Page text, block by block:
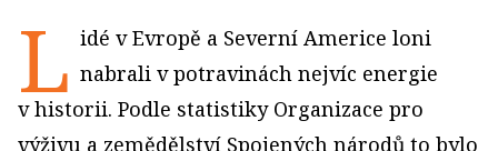
L idé v Evropě a Severní Americe loni
nabrali v potravinách nejvíc energie
v historii. Podle statistiky Organizace pro
výživu a zemědělství Spojených národů to bylo